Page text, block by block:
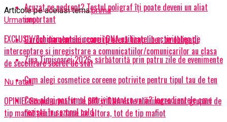
Articole pe aceiasi tema:prima
Urmatorul
EXCLUSIV/Echipamentele proprii DNA utilizate in activitatea de
interceptare si inregistrare a comunicatiilor/comunicarilor au clasa
de secetizare secret de stat
Nu ratati
OPINIE/ Scopul urmărit de SRI și DNA este eliminarea unor grupări de
tip mafiot pentru a face lor altora, tot de tip mafiot
Acuzat pe nedrept? Testul poligraf îţi poate deveni un aliat
important
Gardul din aluminiu care îți oferă timp liber, nu obligații
Ziua Timișoarei 2026, sărbătorită prin patru zile de evenimente
Cum alegi cosmetice coreene potrivite pentru tipul tau de ten
Cum alegi parfumul potrivit pentru vară? Ingredientele care
rezistă în sezonul cald